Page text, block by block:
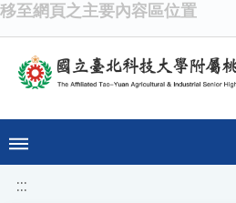
移至網頁之主要內容區位置
:::